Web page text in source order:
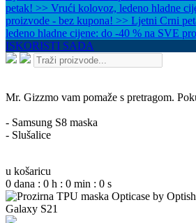
petak! >> Vrući kolovoz, ledeno hladne
proizvode - bez kupona! >> Ljetni Crni
ledeno hladne cijene: do -40 % na SVE
ISKORISTI SADA
Mr. Gizzmo vam pomaže s pretragom.
- Samsung S8 maska
- Slušalice
u košaricu
0 dana : 0 h : 0 min : 0 s